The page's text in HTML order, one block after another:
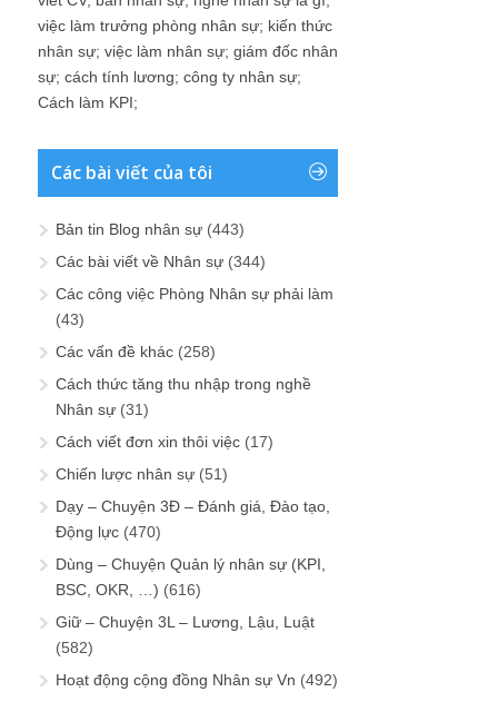
việc làm trưởng phòng nhân sự; kiến thức
nhân sự; việc làm nhân sự; giám đốc nhân
sự; cách tính lương; công ty nhân sự;
Cách làm KPI;
Các bài viết của tôi
Bản tin Blog nhân sự (443)
Các bài viết về Nhân sự (344)
Các công việc Phòng Nhân sự phải làm
(43)
Các vấn đề khác (258)
Cách thức tăng thu nhập trong nghề
Nhân sự (31)
Cách viết đơn xin thôi việc (17)
Chiến lược nhân sự (51)
Dạy – Chuyện 3Đ – Đánh giá, Đào tạo,
Động lực (470)
Dùng – Chuyện Quản lý nhân sự (KPI,
BSC, OKR, …) (616)
Giữ – Chuyện 3L – Lương, Lậu, Luật
(582)
Hoạt động cộng đồng Nhân sự Vn (492)